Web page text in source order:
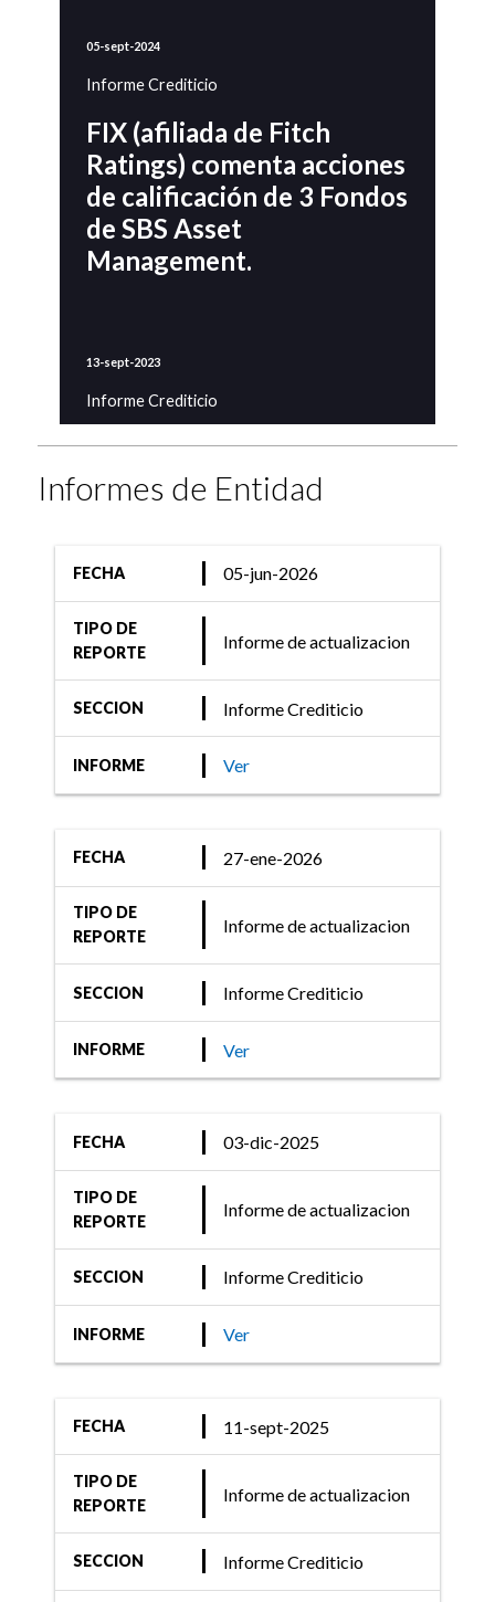
05-sept-2024
Informe Crediticio
FIX (afiliada de Fitch
Ratings) comenta acciones
de calificación de 3 Fondos
de SBS Asset
Management.
13-sept-2023
Informe Crediticio
FIX (afiliada de Fitch
Ratings) comenta acciones
29-sept-2022
Informe Crediticio
FIX (afiliada de Fitch
Ratings) comenta acciones
de calificación de 32
Renta Mixta y Total
Return.
01-oct-2021
FIX (afiliada de Fitch
de Calificación de 47
Fondos de Renta Fija
02-nov-2020
FIX (afiliada de Fitch
de calificación de tres
Fondos de Renta Fija
Informes de Entidad
FECHA 05-jun-2026
TIPO DE
REPORTE
Informe de actualizacion
SECCION Informe Crediticio
INFORME Ver
FECHA 27-ene-2026
TIPO DE
REPORTE
Informe de actualizacion
SECCION Informe Crediticio
INFORME Ver
FECHA 03-dic-2025
TIPO DE
REPORTE
Informe de actualizacion
SECCION Informe Crediticio
INFORME Ver
FECHA 11-sept-2025
TIPO DE
REPORTE
Informe de actualizacion
SECCION Informe Crediticio